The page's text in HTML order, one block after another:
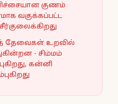
குணம்
வகுக்கப்பட்ட
தேவைகள் உறவில்
- சிம்மம்
கன்னி